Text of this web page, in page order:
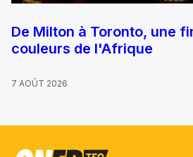
De Milton à Toronto, une
couleurs de l'Afrique
7 AOÛT 2026